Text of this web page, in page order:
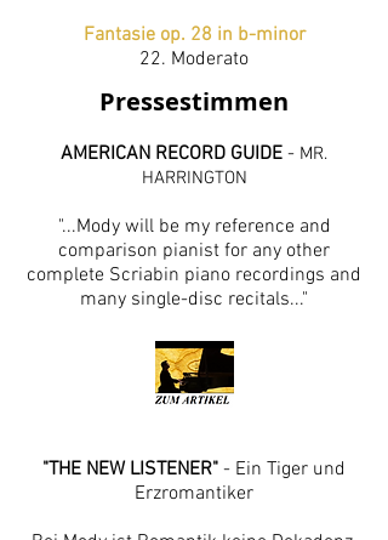
Fantasie op. 28 in b-minor
22. Moderato
Pressestimmen
AMERICAN RECORD GUIDE - MR.
HARRINGTON
"...Mody will be my reference and
comparison pianist for any other
complete Scriabin piano recordings and
many single-disc recitals..."
"THE NEW LISTENER" - Ein Tiger und
Erzromantiker